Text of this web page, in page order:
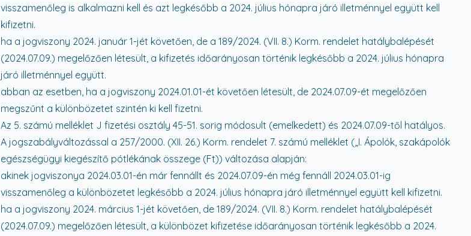
visszamenőleg is alkalmazni kell és azt legkésőbb a 2024. július hónapra járó illetménnyel együtt kell
kifizetni.
ha a jogviszony 2024. január 1-jét követően, de a 189/2024. (VII. 8.) Korm. rendelet hatálybalépését
(2024.07.09.) megelőzően létesült, a kifizetés időarányosan történik legkésőbb a 2024. július hónapra
járó illetménnyel együtt.
abban az esetben, ha a jogviszony 2024.01.01-ét követően létesült, de 2024.07.09-ét megelőzően
megszűnt a különbözetet szintén ki kell fizetni.
Az 5. számú melléklet J fizetési osztály 45-51. sorig módosult (emelkedett) és 2024.07.09-től hatályos.
A jogszabályváltozással a 257/2000. (XII. 26.) Korm. rendelet 7. számú melléklet („I. Ápolók, szakápolók
egészségügyi kiegészítő pótlékának összege (Ft)) változása alapján:
akinek jogviszonya 2024.03.01-én már fennállt és 2024.07.09-én még fennáll 2024.03.01-ig
visszamenőleg a különbözetet legkésőbb a 2024. július hónapra járó illetménnyel együtt kell kifizetni.
ha a jogviszony 2024. március 1-jét követően, de 189/2024. (VII. 8.) Korm. rendelet hatálybalépését
(2024.07.09.) megelőzően létesült, a különbözet kifizetése időarányosan történik legkésőbb a 2024.